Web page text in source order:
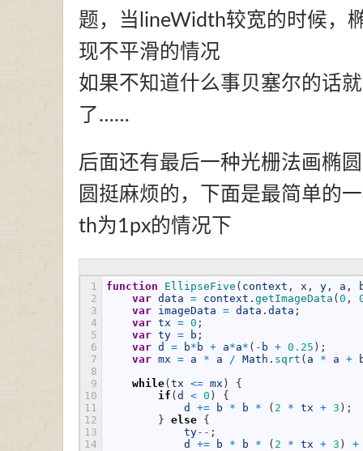
题，当lineWidth较宽的时候，
现不平滑的情况
如果不知道什么事贝塞尔的话
了……
后面还有最后一种光栅法画椭
圆挺麻烦的，下面是最简单的
th为1px的情况下
1
2
3
4
5
6
7
8
9
10
11
12
13
14
function EllipseFive ( context , x , y , a ,
var data = context . getImageData ( 0 ,
var imageData = data . data ;
var tx = 0 ;
var ty = b ;
var d = b* b + a*a* ( - b + 0.25 ) ;
var mx = a * a / Math . sqrt ( a * a +
while( tx <= mx )
{
if ( d < 0 )
{
d
+= b * b * ( 2 * tx + 3 ) ;
} else {
ty-- ;
d
+= b * b * ( 2 * tx + 3 )
+